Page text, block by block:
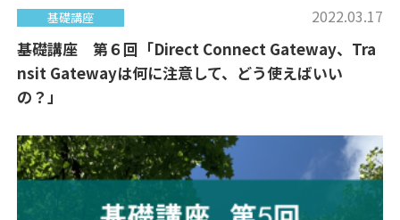
基礎講座 2022.03.17
基礎講座 第６回「Direct Connect Gateway、Tra
nsit Gatewayは何に注意して、どう使えばいい
の？」